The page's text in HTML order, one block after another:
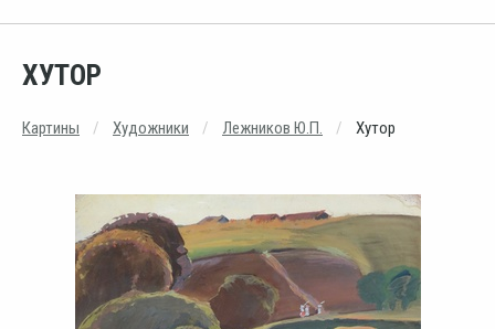
ХУТОР
Картины Художники Лежников Ю.П. Хутор